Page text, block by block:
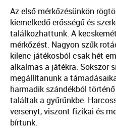
Az első mérkőzésünkön
kiemelkedő erősségű és
találkozhattunk. A
mérkőzést. Nagyon szűk
kilenc játékosból csak hét
alkalmas a játékra. Sokszor
megállítanunk a
harmadik szándékból
találtak a gyűrűnkbe.
versenyt, viszont fizikai és
bírtunk.